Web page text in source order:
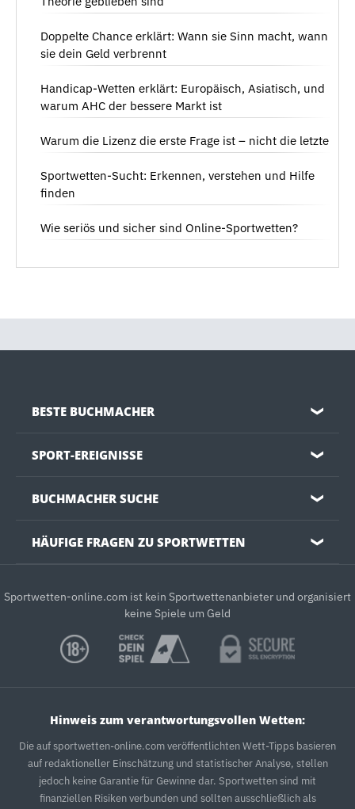
Doppelte Chance erklärt: Wann sie Sinn macht, wann
sie dein Geld verbrennt
Handicap-Wetten erklärt: Europäisch, Asiatisch, und
warum AHC der bessere Markt ist
Warum die Lizenz die erste Frage ist – nicht die letzte
Sportwetten-Sucht: Erkennen, verstehen und Hilfe
finden
Wie seriös und sicher sind Online-Sportwetten?
BESTE BUCHMACHER ❯
SPORT-EREIGNISSE ❯
BUCHMACHER SUCHE ❯
HÄUFIGE FRAGEN ZU SPORTWETTEN ❯
Sportwetten-online.com ist kein Sportwettenanbieter und organisiert
keine Spiele um Geld
Hinweis zum verantwortungsvollen Wetten:
Die auf sportwetten-online.com veröffentlichten Wett-Tipps basieren
auf redaktioneller Einschätzung und statistischer Analyse, stellen
jedoch keine Garantie für Gewinne dar. Sportwetten sind mit
finanziellen Risiken verbunden und sollten ausschließlich als